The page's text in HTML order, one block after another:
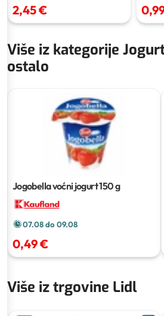
2,45 €
Više iz kategorije
ostalo
Jogobella voćni jogurt150 g
07.08 do 09.08
0,49 €
Više iz trgovine Lidl